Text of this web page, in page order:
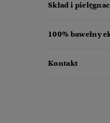
Skład i
100% bawełny
Kontakt